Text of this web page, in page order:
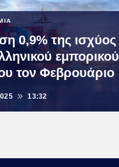
0,9% της ισχύος
εμπορικού
τον Φεβρουάριο
13:32